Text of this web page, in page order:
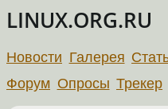
LINUX.ORG.RU
Новости Галерея
Форум Опросы Трекер